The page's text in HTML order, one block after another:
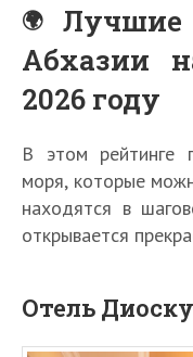
Абхазии
2026 году
В этом рейтинге
моря, которые
находятся в
открывается
Отель